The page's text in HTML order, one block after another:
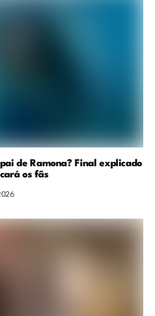
de Ramona? Final explicado
os fãs